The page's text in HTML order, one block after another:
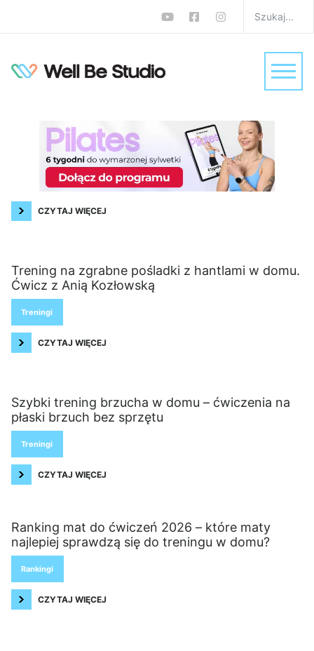
Najnowsze w sekcji treningi
Trening z piłką w domu. 25 minut na
wzmocnienie mięśni i lepszą stabilizację
CZYTAJ WIĘCEJ
Trening na zgrabne pośladki z hantlami w domu.
Ćwicz z Anią Kozłowską
Treningi
CZYTAJ WIĘCEJ
Szybki trening brzucha w domu – ćwiczenia na
płaski brzuch bez sprzętu
Treningi
CZYTAJ WIĘCEJ
Ranking mat do ćwiczeń 2026 – które maty
najlepiej sprawdzą się do treningu w domu?
Rankingi
CZYTAJ WIĘCEJ